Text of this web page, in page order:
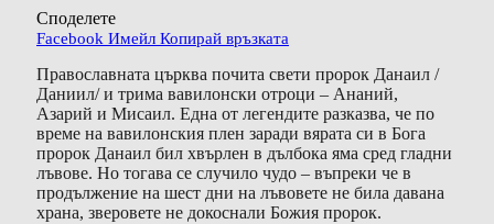
Споделете
Facebook Имейл Копирай връзката
Православната църква почита свети пророк Данаил /
Даниил/ и трима вавилонски отроци – Ананий,
Азарий и Мисаил. Една от легендите разказва, че по
време на вавилонския плен заради вярата си в Бога
пророк Данаил бил хвърлен в дълбока яма сред гладни
лъвове. Но тогава се случило чудо – въпреки че в
продължение на шест дни на лъвовете не била давана
храна, зверовете не докоснали Божия пророк.